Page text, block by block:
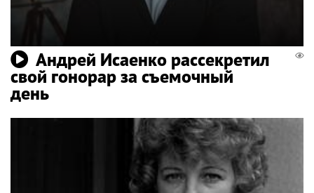
Андрей Исаенко рассекретил
свой гонорар за съемочный
день